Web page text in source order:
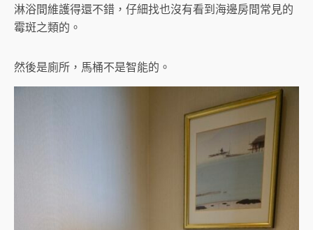
淋浴間維護得還不錯，仔細找也沒有看到海邊房間常見的
霉斑之類的。
然後是廁所，馬桶不是智能的。